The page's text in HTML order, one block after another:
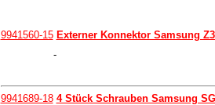
9941560-15
-
Externer Konnektor Samsung
9941689-18 4 Stück Schrauben Samsung